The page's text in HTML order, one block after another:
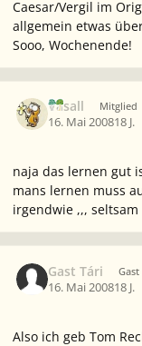
Caesar/Vergil im
allgemein etwas
Sooo, Wochenende!
Vasall Mitglied
16. Mai 200818 J.
naja das lernen gut
mans lernen muss
irgendwie ,,, seltsam
Gast Tári Gast
16. Mai 200818 J.
Also ich geb Tom